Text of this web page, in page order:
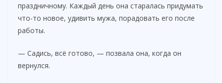
праздничному. Каждый день она старалась придумать
что-то новое, удивить мужа, порадовать его после
работы.
— Садись, всё готово, — позвала она, когда он
вернулся.